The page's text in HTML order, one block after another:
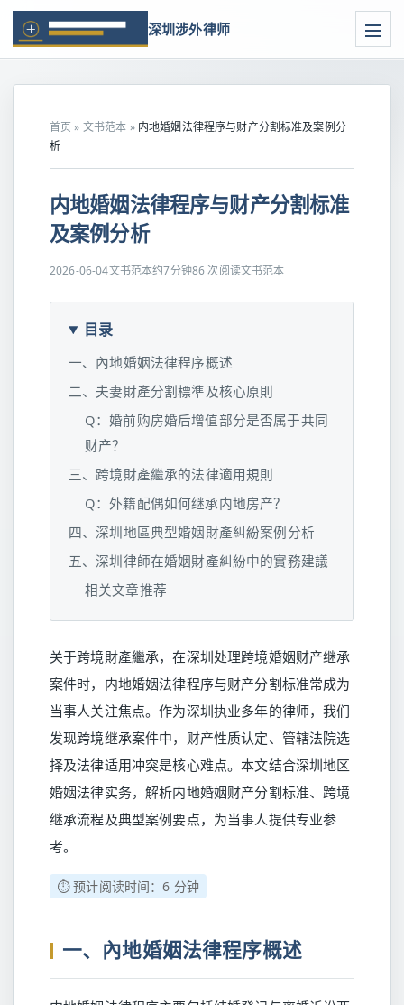
深圳涉外律师
首页 » 文书范本 » 内地婚姻法律程序与财产分割标准及案例分
析
内地婚姻法律程序与财产分割标准
及案例分析
2026-06-04文书范本约7分钟86 次阅读文书范本
目录
一、內地婚姻法律程序概述
二、夫妻財產分割標準及核心原則
Q：婚前购房婚后增值部分是否属于共同
财产？
三、跨境財產繼承的法律適用規則
Q：外籍配偶如何继承内地房产？
四、深圳地區典型婚姻財產糾紛案例分析
五、深圳律師在婚姻財產糾紛中的實務建議
相关文章推荐
关于跨境財產繼承，在深圳处理跨境婚姻财产继承
案件时，内地婚姻法律程序与财产分割标准常成为
当事人关注焦点。作为深圳执业多年的律师，我们
发现跨境继承案件中，财产性质认定、管辖法院选
择及法律适用冲突是核心难点。本文结合深圳地区
婚姻法律实务，解析内地婚姻财产分割标准、跨境
继承流程及典型案例要点，为当事人提供专业参
考。
⏱️ 预计阅读时间：6 分钟
一、內地婚姻法律程序概述